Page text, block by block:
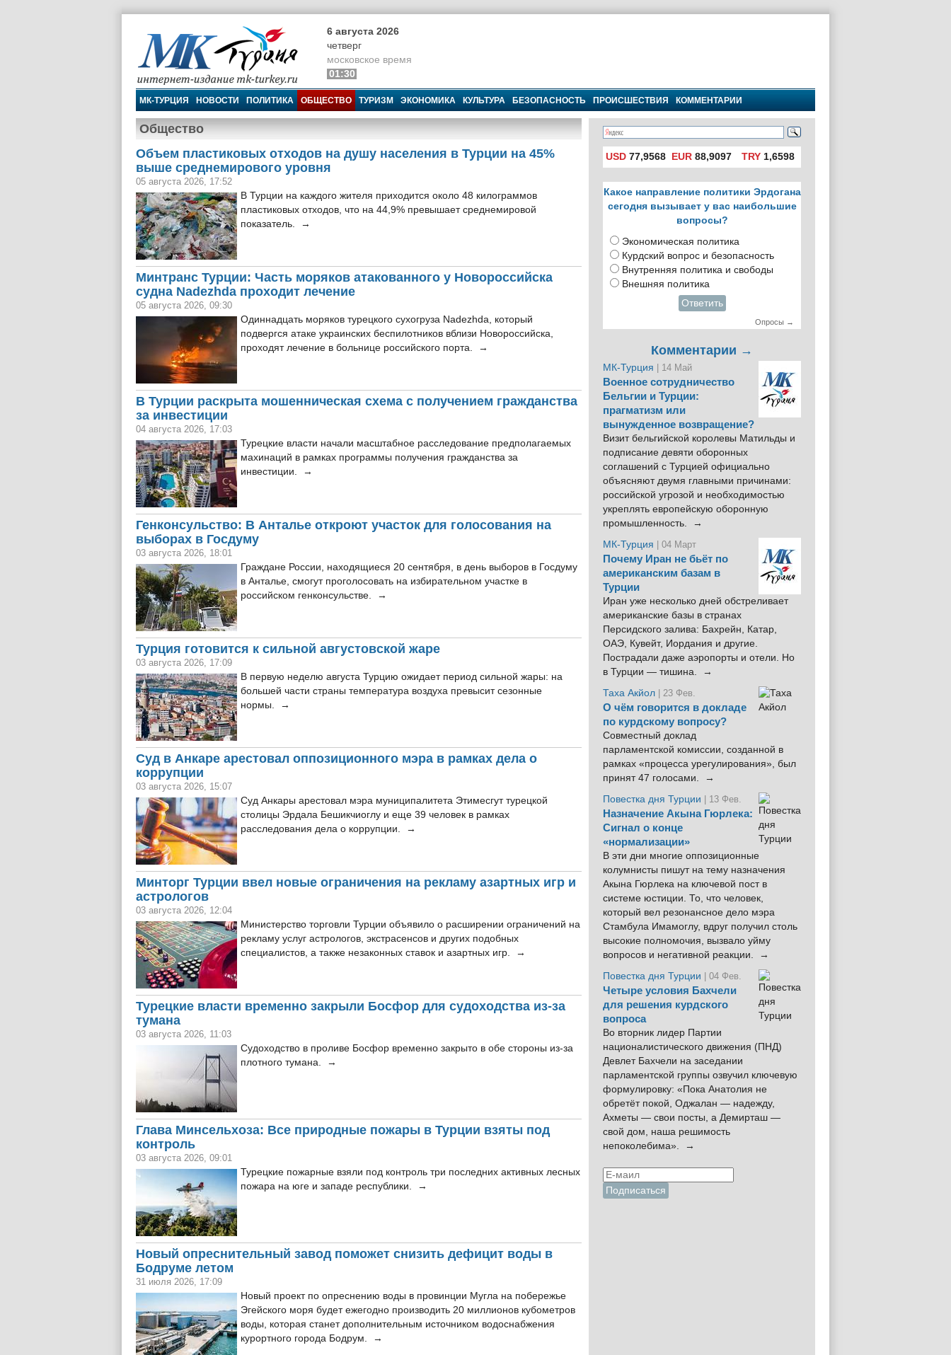
МК-Турция
6 августа 2026
четверг
московское время
01:30
МК-ТУРЦИЯ НОВОСТИ ПОЛИТИКА ОБЩЕСТВО ТУРИЗМ ЭКОНОМИКА КУЛЬТУРА БЕЗОПАСНОСТЬ ПРОИСШЕСТВИЯ КОММЕНТАРИИ
Общество
Объем пластиковых отходов на душу населения в Турции на 45%
выше среднемирового уровня
05 августа 2026, 17:52
В Турции на каждого жителя приходится около 48 килограммов
пластиковых отходов, что на 44,9% превышает среднемировой
показатель. →
Минтранс Турции: Часть моряков атакованного у Новороссийска
судна Nadezhda проходит лечение
05 августа 2026, 09:30
Одиннадцать моряков турецкого сухогруза Nadezhda, который
подвергся атаке украинских беспилотников вблизи Новороссийска,
проходят лечение в больнице российского порта. →
В Турции раскрыта мошенническая схема с получением гражданства
за инвестиции
04 августа 2026, 17:03
Турецкие власти начали масштабное расследование предполагаемых
махинаций в рамках программы получения гражданства за
инвестиции. →
Генконсульство: В Анталье откроют участок для голосования на
выборах в Госдуму
03 августа 2026, 18:01
Граждане России, находящиеся 20 сентября, в день выборов в Госдуму
в Анталье, смогут проголосовать на избирательном участке в
российском генконсульстве. →
Турция готовится к сильной августовской жаре
03 августа 2026, 17:09
В первую неделю августа Турцию ожидает период сильной жары: на
большей части страны температура воздуха превысит сезонные
нормы. →
Суд в Анкаре арестовал оппозиционного мэра в рамках дела о
коррупции
03 августа 2026, 15:07
Суд Анкары арестовал мэра муниципалитета Этимесгут турецкой
столицы Эрдала Бешикчиоглу и еще 39 человек в рамках
расследования дела о коррупции. →
Минторг Турции ввел новые ограничения на рекламу азартных игр и
астрологов
03 августа 2026, 12:04
Министерство торговли Турции объявило о расширении ограничений на
рекламу услуг астрологов, экстрасенсов и других подобных
специалистов, а также незаконных ставок и азартных игр. →
Турецкие власти временно закрыли Босфор для судоходства из-за
тумана
03 августа 2026, 11:03
Судоходство в проливе Босфор временно закрыто в обе стороны из-за
плотного тумана. →
Глава Минсельхоза: Все природные пожары в Турции взяты под
контроль
03 августа 2026, 09:01
Турецкие пожарные взяли под контроль три последних активных лесных
пожара на юге и западе республики. →
Новый опреснительный завод поможет снизить дефицит воды в
Бодруме летом
31 июля 2026, 17:09
Новый проект по опреснению воды в провинции Мугла на побережье
Эгейского моря будет ежегодно производить 20 миллионов кубометров
воды, которая станет дополнительным источником водоснабжения
курортного города Бодрум. →
USD 77,9568 EUR 88,9097 TRY1,6598
Какое направление политики Эрдогана
сегодня вызывает у вас наибольшие
вопросы?
Экономическая политика
Курдский вопрос и безопасность
Внутренняя политика и свободы
Внешняя политика
Ответить
Опросы →
Комментарии →
МК-Турция | 14 Май
Военное сотрудничество
Бельгии и Турции:
прагматизм или
вынужденное возвращение?
Визит бельгийской королевы Матильды и
подписание девяти оборонных
соглашений с Турцией официально
объясняют двумя главными причинами:
российской угрозой и необходимостью
укреплять европейскую оборонную
промышленность. →
МК-Турция
| 04 Март
Почему Иран не бьёт по
американским базам в
Турции
Иран уже несколько дней обстреливает
американские базы в странах
Персидского залива: Бахрейн, Катар,
ОАЭ, Кувейт, Иордания и другие.
Пострадали даже аэропорты и отели. Но
в Турции — тишина. →
Таха Акйол | 23 Фев.
О чём говорится в докладе
по курдскому вопросу?
Совместный доклад
парламентской комиссии, созданной в
рамках «процесса урегулирования», был
принят 47 голосами. →
Повестка дня Турции
| 13 Фев.
Назначение Акына Гюрлека:
Сигнал о конце
«нормализации»
В эти дни многие оппозиционные
колумнисты пишут на тему назначения
Акына Гюрлека на ключевой пост в
системе юстиции. То, что человек,
который вел резонансное дело мэра
Стамбула Имамоглу, вдруг получил столь
высокие полномочия, вызвало уйму
вопросов и негативной реакции. →
Повестка дня Турции
| 04 Фев.
Четыре условия Бахчели
для решения курдского
вопроса
Во вторник лидер Партии
националистического движения (ПНД)
Девлет Бахчели на заседании
парламентской группы озвучил ключевую
формулировку: «Пока Анатолия не
обретёт покой, Оджалан — надежду,
Ахметы — свои посты, а Демирташ —
свой дом, наша решимость
непоколебима». →